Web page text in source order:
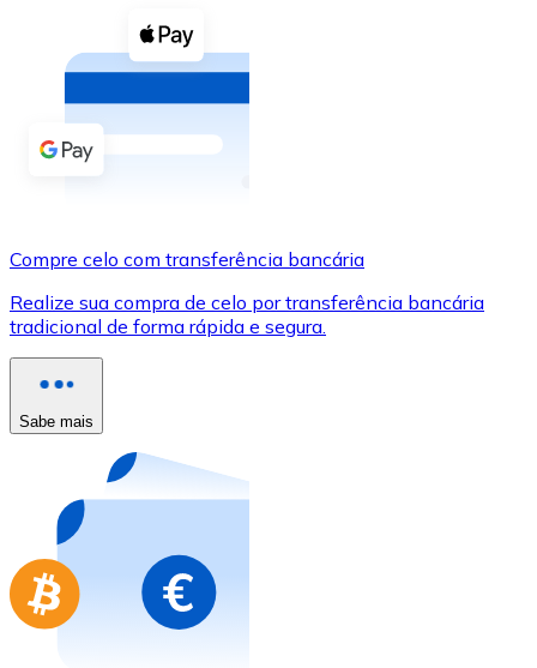
Cupons cripto
Comprar com dinheiro
Comprar com transferência bancária
Cartão de crédito / débito
Comprar com cartão
Loja - Cartões-presente
Compre cartões-presente das suas marcas favoritas
Ir para a loja de cartões-presente
Compre celo com transferência bancária
Realize sua compra de celo por transferência bancária
tradicional de forma rápida e segura.
Sabe mais